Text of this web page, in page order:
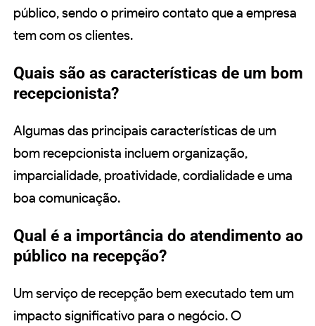
público, sendo o primeiro contato que a empresa
tem com os clientes.
Quais são as características de um bom
recepcionista?
Algumas das principais características de um
bom recepcionista incluem organização,
imparcialidade, proatividade, cordialidade e uma
boa comunicação.
Qual é a importância do atendimento ao
público na recepção?
Um serviço de recepção bem executado tem um
impacto significativo para o negócio. O